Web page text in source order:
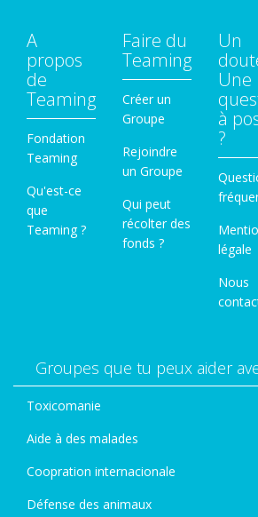
A
propos
de
Teaming
Fondation
Teaming
Qu'est-ce
que
Teaming ?
Faire du
Teaming
Créer un
Groupe
Rejoindre
un Groupe
Qui peut
récolter des
fonds ?
Un
Une
à
?
légale
Nous
Groupes que tu peux aider
Toxicomanie
Aide à des malades
Coopration internacionale
Défense des animaux